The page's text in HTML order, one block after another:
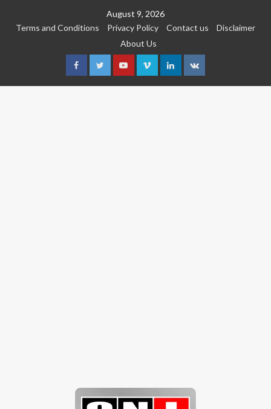
August 9, 2026
Terms and Conditions
Privacy Policy Contact us
Disclaimer
About Us
FacebookTwitterYoutubeVimeoLinkedin
VK